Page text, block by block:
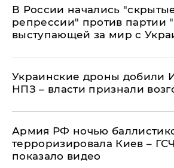
В России начались
репрессии" против партии
выступающей за мир с
Украинские дроны добили
НПЗ – власти признали
Армия РФ ночью
терроризировала Киев –
показало видео